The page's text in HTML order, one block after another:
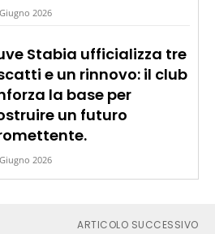
2026
Stabia ufficializza tre
e un rinnovo: il club
la base per
un futuro
2026
ARTICOLO SUCCESSIVO